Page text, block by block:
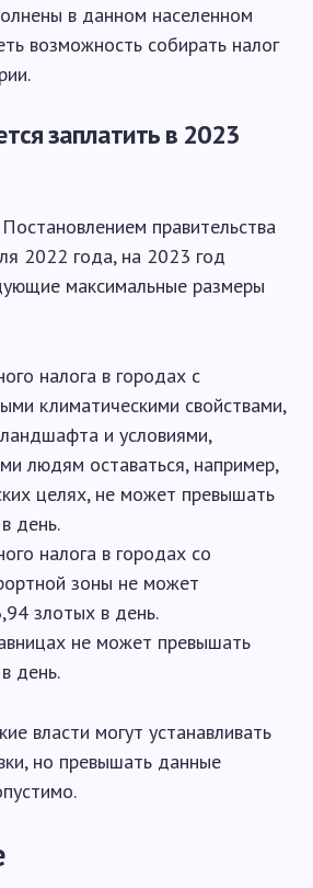
в данном населенном
возможность собирать налог
заплатить в 2023
правительства
2022 года, на 2023 год
максимальные размеры
налога в городах с
климатическими свойствами,
и условиями,
людям оставаться, например,
целях, не может превышать
день.
налога в городах со
зоны не может
злотых в день.
не может превышать
день.
власти могут устанавливать
но превышать данные